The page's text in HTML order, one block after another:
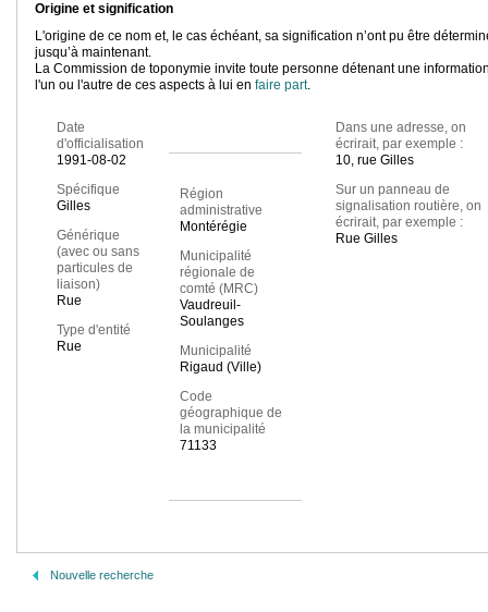
Origine et signification
L'origine de ce nom et, le cas échéant, sa signification n’ont pu être
jusqu’à maintenant.
La Commission de toponymie invite toute personne détenant une
l'un ou l'autre de ces aspects à lui en faire part.
Date
d'officialisation
1991-08-02
Spécifique
Gilles
Générique
(avec ou sans
particules de
liaison)
Rue
Type d'entité
Rue
Région
administrative
Montérégie
Municipalité
régionale de
comté (MRC)
Vaudreuil-
Soulanges
Municipalité
Rigaud (Ville)
Code
géographique de
la municipalité
71133
Dans une adresse, on
écrirait, par exemple :
10, rue Gilles
Sur un panneau de
signalisation routière, on
écrirait, par exemple :
Rue Gilles
Nouvelle recherche